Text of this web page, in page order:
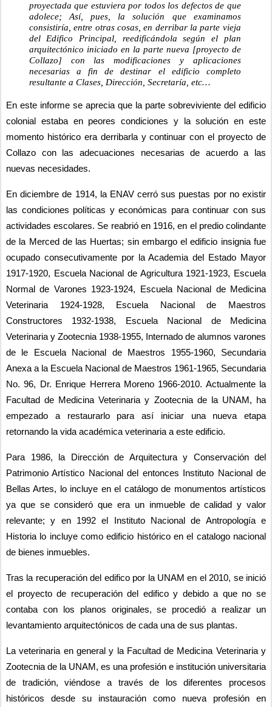
proyectada que estuviera por todos los defectos de que
adolece; Así, pues, la solución que examinamos
consistiría, entre otras cosas, en derribar la parte vieja
del Edifico Principal, reedificándola según el plan
arquitectónico iniciado en la parte nueva [proyecto de
Collazo] con las modificaciones y aplicaciones
necesarias a fin de destinar el edificio completo
resultante a Clases, Dirección, Secretaría, etc…
En este informe se aprecia que la parte sobreviviente del edificio
colonial estaba en peores condiciones y la solución en este
momento histórico era derribarla y continuar con el proyecto de
Collazo con las adecuaciones necesarias de acuerdo a las
nuevas necesidades.
En diciembre de 1914, la ENAV cerró sus puestas por no existir
las condiciones políticas y económicas para continuar con sus
actividades escolares. Se reabrió en 1916, en el predio colindante
de la Merced de las Huertas; sin embargo el edificio insignia fue
ocupado consecutivamente por la Academia del Estado Mayor
1917-1920, Escuela Nacional de Agricultura 1921-1923, Escuela
Normal de Varones 1923-1924, Escuela Nacional de Medicina
Veterinaria 1924-1928, Escuela Nacional de Maestros
Constructores 1932-1938, Escuela Nacional de Medicina
Veterinaria y Zootecnia 1938-1955, Internado de alumnos varones
de le Escuela Nacional de Maestros 1955-1960, Secundaria
Anexa a la Escuela Nacional de Maestros 1961-1965, Secundaria
No. 96, Dr. Enrique Herrera Moreno 1966-2010. Actualmente la
Facultad de Medicina Veterinaria y Zootecnia de la UNAM, ha
empezado a restaurarlo para así iniciar una nueva etapa
retornando la vida académica veterinaria a este edificio.
Para 1986, la Dirección de Arquitectura y Conservación del
Patrimonio Artístico Nacional del entonces Instituto Nacional de
Bellas Artes, lo incluye en el catálogo de monumentos artísticos
ya que se consideró que era un inmueble de calidad y valor
relevante; y en 1992 el Instituto Nacional de Antropología e
Historia lo incluye como edificio histórico en el catalogo nacional
de bienes inmuebles.
Tras la recuperación del edifico por la UNAM en el 2010, se inició
el proyecto de recuperación del edifico y debido a que no se
contaba con los planos originales, se procedió a realizar un
levantamiento arquitectónicos de cada una de sus plantas.
La veterinaria en general y la Facultad de Medicina Veterinaria y
Zootecnia de la UNAM, es una profesión e institución universitaria
de tradición, viéndose a través de los diferentes procesos
históricos desde su instauración como nueva profesión en